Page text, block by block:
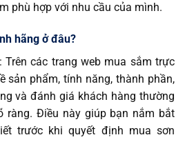
phù hợp với nhu cầu của mình.
hãng ở đâu?
Trên các trang web mua sắm trực
sản phẩm, tính năng, thành phần,
và đánh giá khách hàng thường
ràng. Điều này giúp bạn nắm bắt
trước khi quyết định mua sơn